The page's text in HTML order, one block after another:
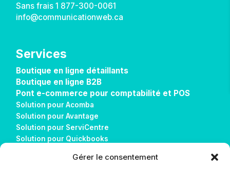
Gérer le consentement
Sans frais1 877-300-0061
info@communicationweb.ca
Services
Boutique en ligne détaillants
Boutique en ligne B2B
Pont e-commerce pour comptabilité et POS
Solution pour Acomba
Solution pour Avantage
Solution pour ServiCentre
Solution pour Quickbooks
Solution pour Alice POS